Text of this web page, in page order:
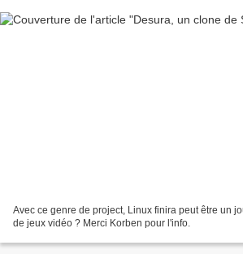
Avec ce genre de project, Linux finira peut être un
de jeux vidéo ? Merci Korben pour l'info.